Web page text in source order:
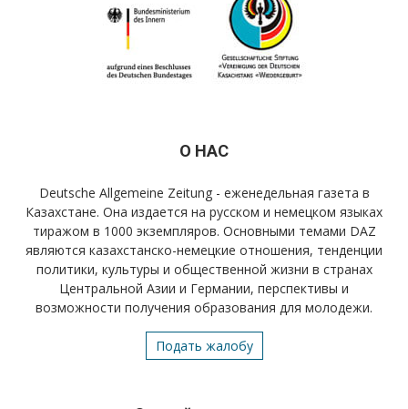
О НАС
Deutsche Allgemeine Zeitung - еженедельная газета в
Казахстане. Она издается на русском и немецком языках
тиражом в 1000 экземпляров. Основными темами DAZ
являются казахстанско-немецкие отношения, тенденции
политики, культуры и общественной жизни в странах
Центральной Азии и Германии, перспективы и
возможности получения образования для молодежи.
Подать жалобу